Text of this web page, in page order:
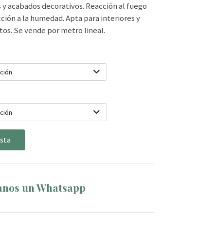
y acabados decorativos. Reacción al fuego
a la humedad. Apta para interiores y
Se vende por metro lineal.
un Whatsapp